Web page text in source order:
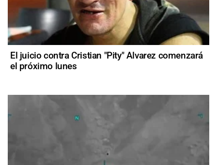
El juicio contra Cristian "Pity" Alvarez comenzará
el próximo lunes